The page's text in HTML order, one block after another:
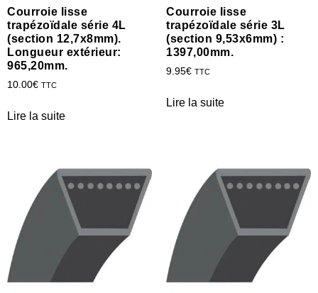
Courroie lisse
trapézoïdale série 4L
(section 12,7x8mm).
Longueur extérieur:
965,20mm.
10.00€ TTC
Lire la suite
Courroie lisse
trapézoïdale série 3L
(section 9,53x6mm) :
1397,00mm.
9.95€ TTC
Lire la suite